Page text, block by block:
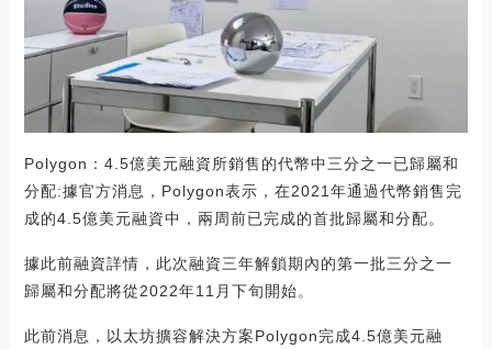
Polygon：4.5億美元融資所銷售的代幣中三分之一已歸屬和
分配:據官方消息，Polygon表示，在2021年通過代幣銷售完
成的4.5億美元融資中，兩周前已完成的首批歸屬和分配。
據此前融資詳情，此次融資三年解鎖期內的第一批三分之一
歸屬和分配將從2022年11月下旬開始。
此前消息，以太坊擴容解決方案Polygon完成4.5億美元融